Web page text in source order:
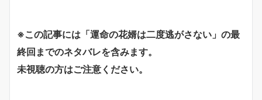
※この記事には「運命の花婿は二度逃がさない」の最
終回までのネタバレを含みます。
未視聴の方はご注意ください。